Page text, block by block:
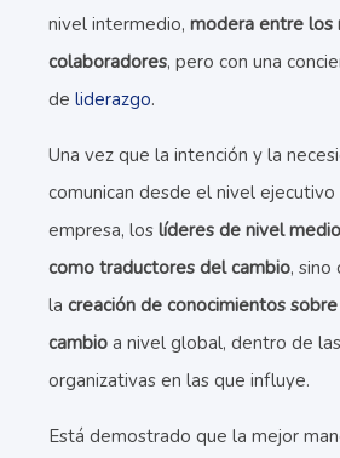
nivel intermedio, modera entre los
colaboradores, pero con una
de liderazgo.
Una vez que la intención y la
comunican desde el nivel
empresa, los líderes de nivel
como traductores del cambio, sino
la creación de conocimientos
cambio a nivel global, dentro de
organizativas en las que influye.
Está demostrado que la mejor